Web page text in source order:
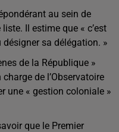
au sein de
Il estime que « c’est
sa délégation. »
de la République »
de l’Observatoire
une « gestion coloniale »
que le Premier